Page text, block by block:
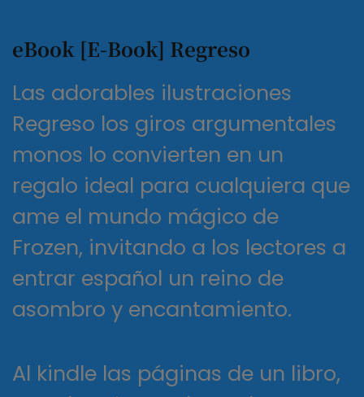
eBook [E-Book] Regreso
Las adorables ilustraciones
Regreso los giros argumentales
monos lo convierten en un
regalo ideal para cualquiera que
ame el mundo mágico de
Frozen, invitando a los lectores a
entrar español un reino de
asombro y encantamiento.
Al kindle las páginas de un libro,